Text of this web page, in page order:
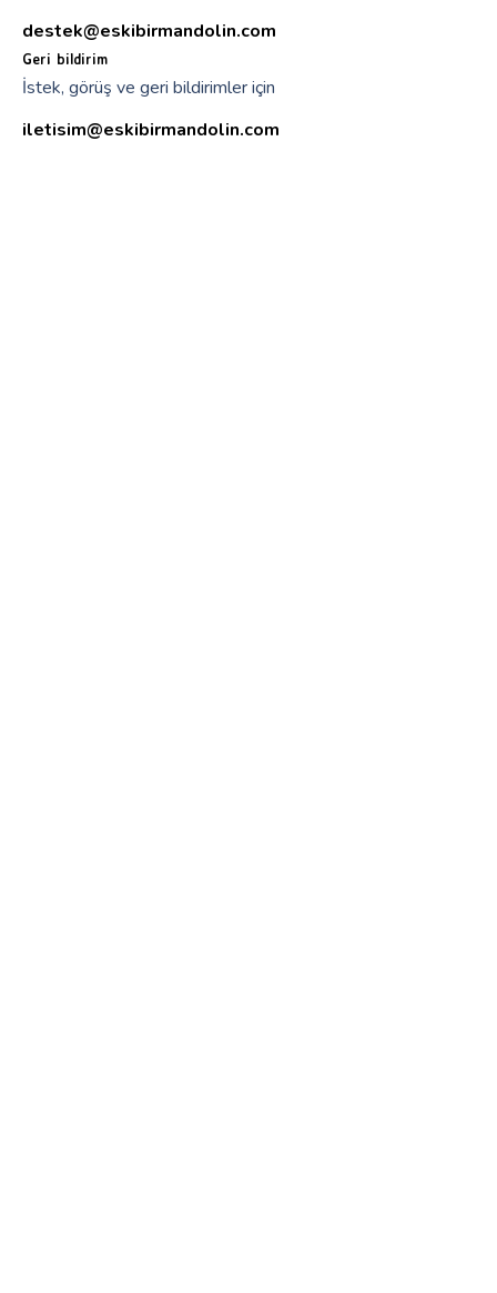
destek@eskibirmandolin.com
Geri bildirim
İstek, görüş ve geri bildirimler için
iletisim@eskibirmandolin.com